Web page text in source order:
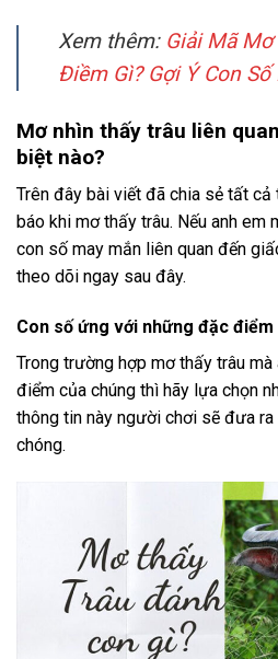
Xem thêm: Giải Mã
Điềm Gì? Gợi Ý Con
Mơ nhìn thấy trâu liên
biệt nào?
Trên đây bài viết đã chia sẻ tất
báo khi mơ thấy trâu. Nếu anh em
con số may mắn liên quan đến
theo dõi ngay sau đây.
Con số ứng với những đặc
Trong trường hợp mơ thấy trâu
điểm của chúng thì hãy lựa chọn
thông tin này người chơi sẽ đưa
chóng.